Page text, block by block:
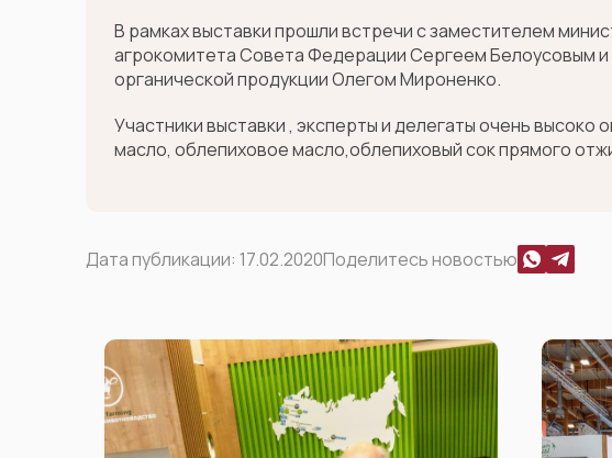
В рамках выставки прошли встречи с заместителем
агрокомитета Совета Федерации Сергеем Белоусовым
органической продукции Олегом Мироненко.
Участники выставки , эксперты и делегаты очень
масло, облепиховое масло,облепиховый сок прямого
Дата публикации: 17.02.2020Поделитесь новостью